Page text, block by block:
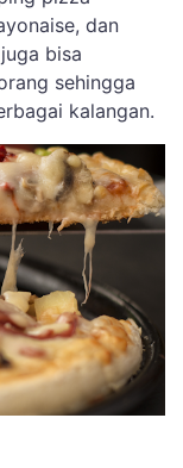
dan
bisa
sehingga
kalangan.